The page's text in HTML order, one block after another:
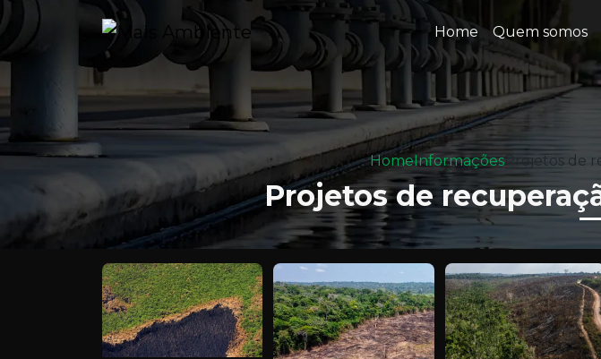
Home Quem somos
HomeInformações Projetos de
Projetos de